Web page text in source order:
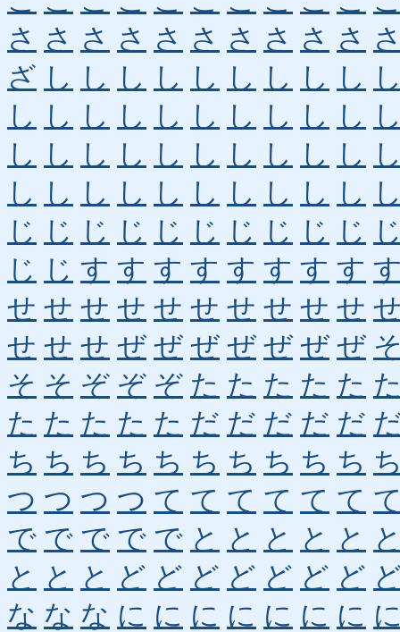
さ さ さ さ さ さ さ さ さ さ
ざ し し し し し し し し し
し し し し し し し し し し
し し し し し し し し し し
し し し し し し し し し し
じ じ じ じ じ じ じ じ じ じ
じ じ す す す す す す す す
せ せ せ せ せ せ せ せ せ せ
せ せ せ ぜ ぜ ぜ ぜ ぜ ぜ ぜ
そ そ ぞ ぞ ぞ た た た た た
た た た た た だ だ だ だ だ
ち ち ち ち ち ち ち ち ち ち
つ つ つ つ て て て て て て
で で で で で と と と と と
と と と ど ど ど ど ど ど ど
な な な に に に に に に に